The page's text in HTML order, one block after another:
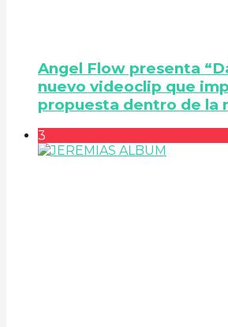
Angel Flow presenta
nuevo videoclip que
propuesta dentro de la
3